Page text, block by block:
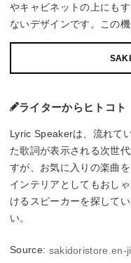
やキャビネットの上にも
ないデザインです。この
ライターからヒトコト
Lyric Speakerは、流れて
た歌詞が表示される次世
すが、お気に入りの楽曲
インテリアとしてもおし
けるスピーカーを探して
い。
Source: sakidoristore.en-